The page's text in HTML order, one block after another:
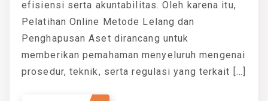
efisiensi serta akuntabilitas. Oleh karena itu,
Pelatihan Online Metode Lelang dan
Penghapusan Aset dirancang untuk
memberikan pemahaman menyeluruh mengenai
prosedur, teknik, serta regulasi yang terkait […]